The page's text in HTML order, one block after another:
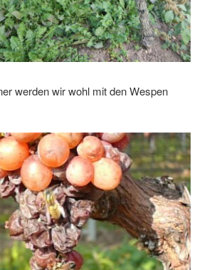
werden wir wohl mit den Wespen